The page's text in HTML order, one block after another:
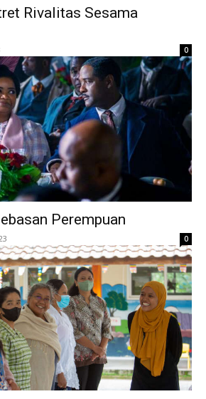
Rivalitas Sesama
0
Perempuan
0